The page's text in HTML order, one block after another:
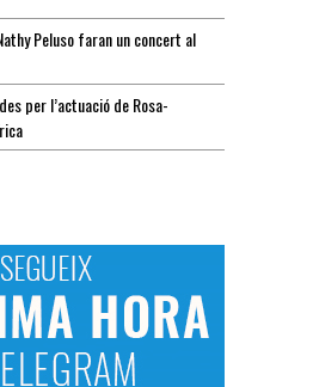
Peluso faran un concert al
per l’actuació de Rosa-